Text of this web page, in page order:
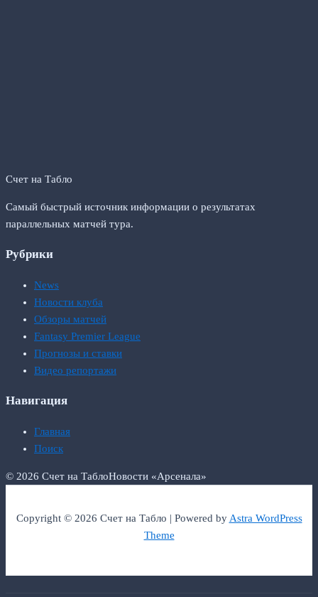
Счет на Табло
Самый быстрый источник информации о результатах
параллельных матчей тура.
Рубрики
News
Новости клуба
Обзоры матчей
Fantasy Premier League
Прогнозы и ставки
Видео репортажи
Навигация
Главная
Поиск
© 2026 Счет на ТаблоНовости «Арсенала»
Copyright © 2026 Счет на Табло | Powered byAstra WordPress
Theme